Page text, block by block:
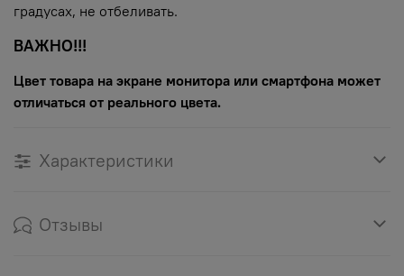
градусах, не отбеливать.
ВАЖНО!!!
Цвет товара на экране монитора или смартфона может
отличаться от реального цвета.
Характеристики
Отзывы